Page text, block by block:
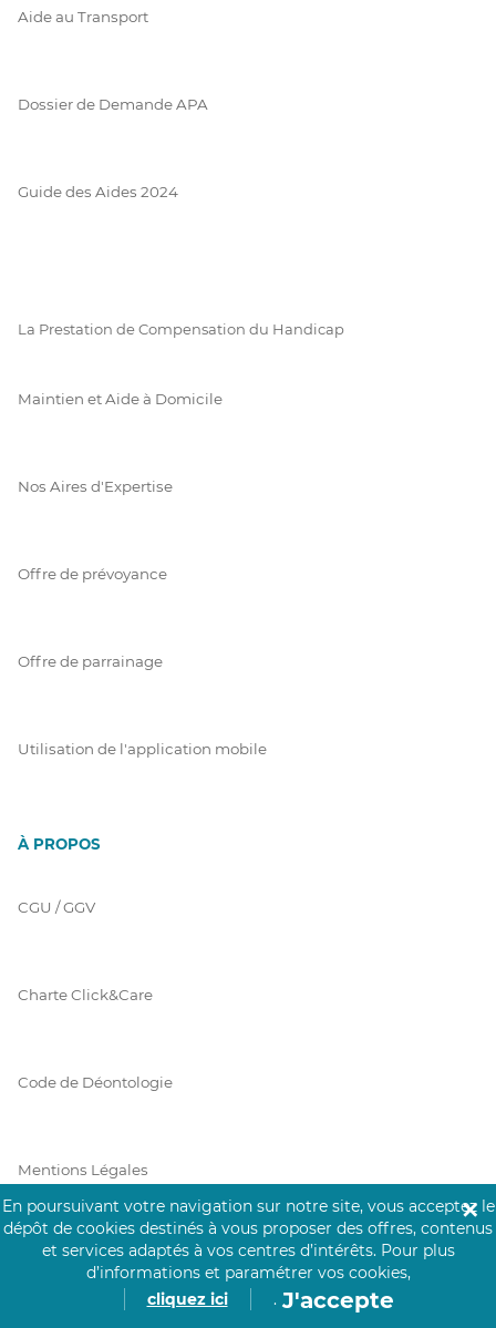
Aide au Transport
Dossier de Demande APA
Guide des Aides 2024
La Prestation de Compensation du Handicap
Maintien et Aide à Domicile
Nos Aires d'Expertise
Offre de prévoyance
Offre de parrainage
Utilisation de l'application mobile
À PROPOS
CGU / GGV
Charte Click&Care
Code de Déontologie
Mentions Légales
Prérequis Click&Care
En poursuivant votre navigation sur notre site, vous acceptez le
dépôt de cookies destinés à vous proposer des offres, contenus
et services adaptés à vos centres d’intérêts. Pour plus
d’informations et paramétrer vos cookies,
cliquez ici
. J'accepte
✕